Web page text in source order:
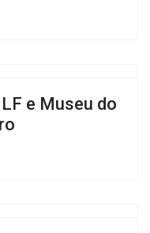
e Museu do